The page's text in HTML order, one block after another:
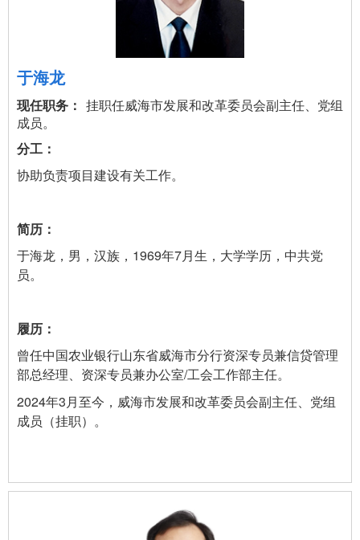
于海龙
挂职任威海市发展和改革委员会副主任、党组
成员。
协助负责项目建设有关工作。
于海龙，男，汉族，1969年7月生，大学学历，中共党
员。
曾任中国农业银行山东省威海市分行资深专员兼信贷管理
部总经理、资深专员兼办公室/工会工作部主任。
2024年3月至今，威海市发展和改革委员会副主任、党组
成员（挂职）。